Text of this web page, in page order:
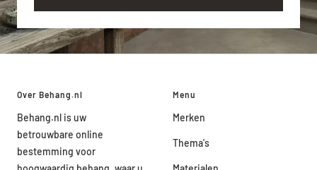
Over Behang.nl
Behang.nl is uw
betrouwbare online
bestemming voor
Menu
Merken
Thema's